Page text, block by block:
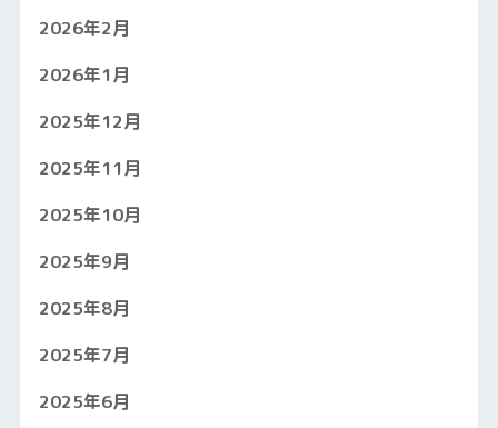
2026年2月
2026年1月
2025年12月
2025年11月
2025年10月
2025年9月
2025年8月
2025年7月
2025年6月